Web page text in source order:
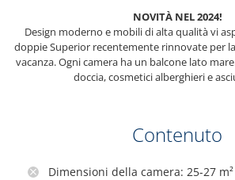
NOVITÀ NEL 2024!
Design moderno e mobili di alta qualità vi
doppie Superior recentemente rinnovate per
vacanza. Ogni camera ha un balcone lato
doccia, cosmetici alberghieri e
Contenuto
Dimensioni della camera: 25-27 m²